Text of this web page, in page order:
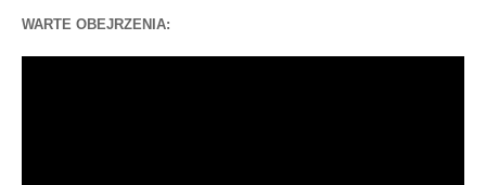
WARTE OBEJRZENIA: